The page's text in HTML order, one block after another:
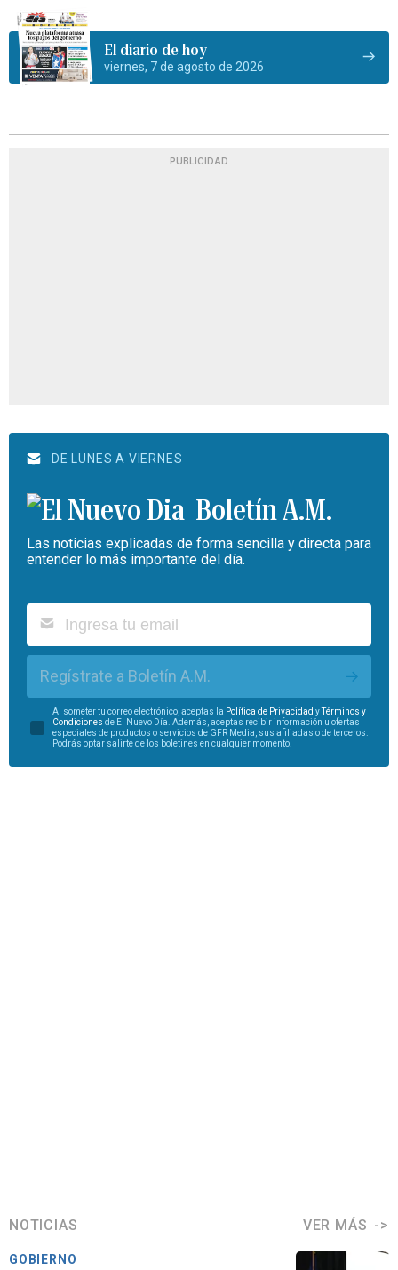
El diario de hoy
viernes, 7 de agosto de 2026
PUBLICIDAD
DE LUNES A VIERNES
Boletín A.M.
Las noticias explicadas de forma sencilla y directa para
entender lo más importante del día.
Regístrate a Boletín A.M.
Al someter tu correo electrónico, aceptas la Política de Privacidad y
Términos y
Condiciones de El Nuevo Día. Además, aceptas recibir información u ofertas
especiales de productos o servicios de GFR Media, sus afiliadas o de terceros.
Podrás optar salirte de los boletines en cualquier momento.
NOTICIAS VER MÁS
GOBIERNO